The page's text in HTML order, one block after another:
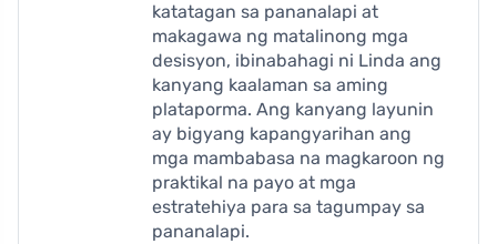
katatagan sa pananalapi at
makagawa ng matalinong mga
desisyon, ibinabahagi ni Linda ang
kanyang kaalaman sa aming
plataporma. Ang kanyang layunin
ay bigyang kapangyarihan ang
mga mambabasa na magkaroon ng
praktikal na payo at mga
estratehiya para sa tagumpay sa
pananalapi.